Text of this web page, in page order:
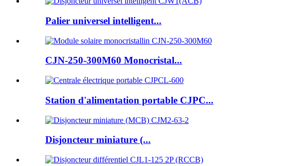
Palier universel intelligent...
CJN-250-300M60 Monocristal...
Station d'alimentation portable CJPC...
Disjoncteur miniature (...